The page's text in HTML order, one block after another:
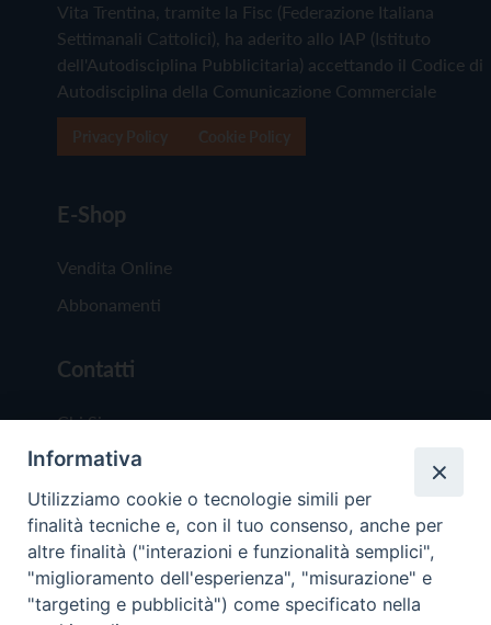
Vita Trentina, tramite la Fisc (Federazione Italiana
Settimanali Cattolici), ha aderito allo IAP (Istituto
dell'Autodisciplina Pubblicitaria) accettando il Codice di
Autodisciplina della Comunicazione Commerciale
E-Shop
Vendita Online
Abbonamenti
Contatti
Chi Siamo
Redazione
Scrivici
Informativa
Utilizziamo cookie o tecnologie simili per
finalità tecniche e, con il tuo consenso, anche per
altre finalità ("interazioni e funzionalità semplici",
"miglioramento dell'esperienza", "misurazione" e
"targeting e pubblicità") come specificato nella